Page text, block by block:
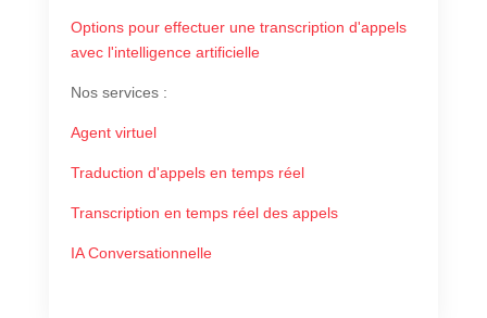
Options pour effectuer une transcription d'appels
avec l'intelligence artificielle
Nos services :
Agent virtuel
Traduction d'appels en temps réel
Transcription en temps réel des appels
IA Conversationnelle